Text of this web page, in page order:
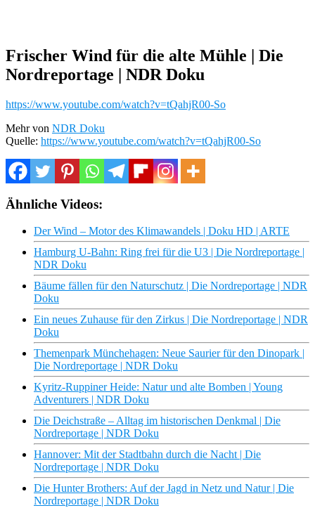
Frischer Wind für die alte Mühle | Die
Nordreportage | NDR Doku
https://www.youtube.com/watch?v=tQahjR00-So
Mehr von NDR Doku
Quelle: https://www.youtube.com/watch?v=tQahjR00-So
Ähnliche Videos:
Der Wind – Motor des Klimawandels | Doku HD | ARTE
Hamburg U-Bahn: Ring frei für die U3 | Die Nordreportage |
NDR Doku
Bäume fällen für den Naturschutz | Die Nordreportage | NDR
Doku
Ein neues Zuhause für den Zirkus | Die Nordreportage | NDR
Doku
Themenpark Münchehagen: Neue Saurier für den Dinopark |
Die Nordreportage | NDR Doku
Kyritz-Ruppiner Heide: Natur und alte Bomben | Young
Adventurers | NDR Doku
Die Deichstraße – Alltag im historischen Denkmal | Die
Nordreportage | NDR Doku
Hannover: Mit der Stadtbahn durch die Nacht | Die
Nordreportage | NDR Doku
Die Hunter Brothers: Auf der Jagd in Netz und Natur | Die
Nordreportage | NDR Doku